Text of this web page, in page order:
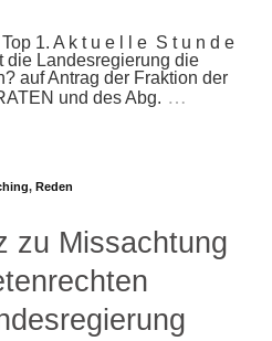
1. A k t u e l l e S t u n d e
die Landesregierung die
auf Antrag der Fraktion der
und des Abg. …
, Reden
zu Missachtung